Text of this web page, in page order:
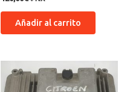
Añadir al carrito